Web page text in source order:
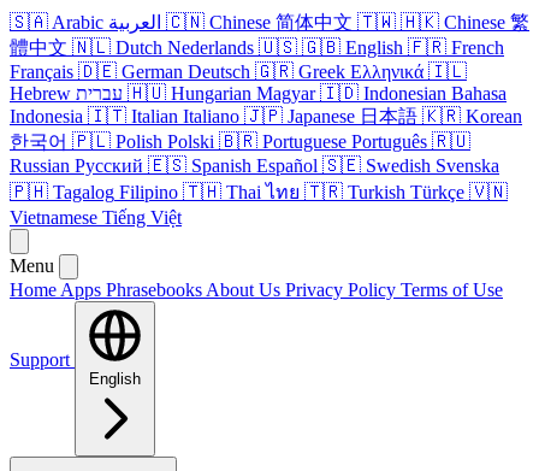
🇸🇦 Arabic العربية 🇨🇳 Chinese 简体中文 🇹🇼 🇭🇰 Chinese 繁
體中文 🇳🇱 Dutch Nederlands 🇺🇸 🇬🇧 English 🇫🇷 French
Français 🇩🇪 German Deutsch 🇬🇷 Greek Ελληνικά 🇮🇱
Hebrew עברית 🇭🇺 Hungarian Magyar 🇮🇩 Indonesian Bahasa
Indonesia 🇮🇹 Italian Italiano 🇯🇵 Japanese 日本語 🇰🇷 Korean
한국어 🇵🇱 Polish Polski 🇧🇷 Portuguese Português 🇷🇺
Russian Русский 🇪🇸 Spanish Español 🇸🇪 Swedish Svenska
🇵🇭 Tagalog Filipino 🇹🇭 Thai ไทย 🇹🇷 Turkish Türkçe 🇻🇳
Vietnamese Tiếng Việt
Menu
Home Apps Phrasebooks About Us Privacy Policy Terms of Use
Support
English